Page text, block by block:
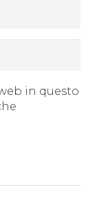
in questo